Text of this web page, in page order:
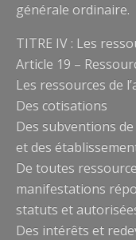
générale ordinaire.
TITRE IV : Les
Article 19 –
Les ressources de
Des cotisations
Des subventions
et des
De toutes
manifestations
statuts et
Des intérêts et